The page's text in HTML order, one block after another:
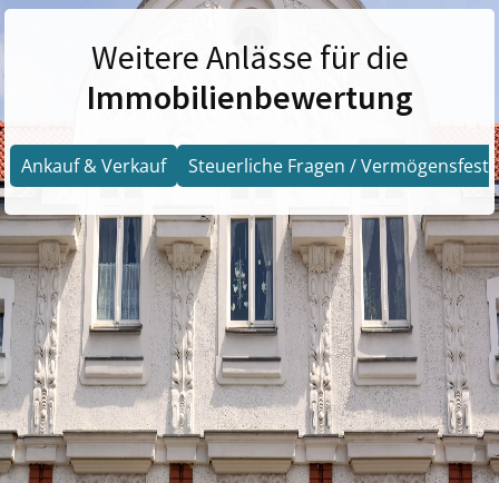
Weitere Anlässe für die
Immobilienbewertung
Ankauf & Verkauf Steuerliche Fragen /